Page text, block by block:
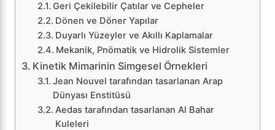
Geri Çekilebilir Çatılar ve Cepheler
Dönen ve Döner Yapılar
Duyarlı Yüzeyler ve Akıllı Kaplamalar
Mekanik, Pnömatik ve Hidrolik Sistemler
Kinetik Mimarinin Simgesel Örnekleri
Jean Nouvel tarafından tasarlanan Arap
Dünyası Enstitüsü
Aedas tarafından tasarlanan Al Bahar
Kuleleri